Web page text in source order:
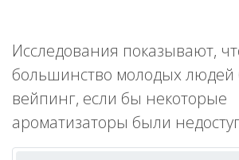
Исследования показывают,
большинство молодых людей
вейпинг, если бы некоторые
ароматизаторы были